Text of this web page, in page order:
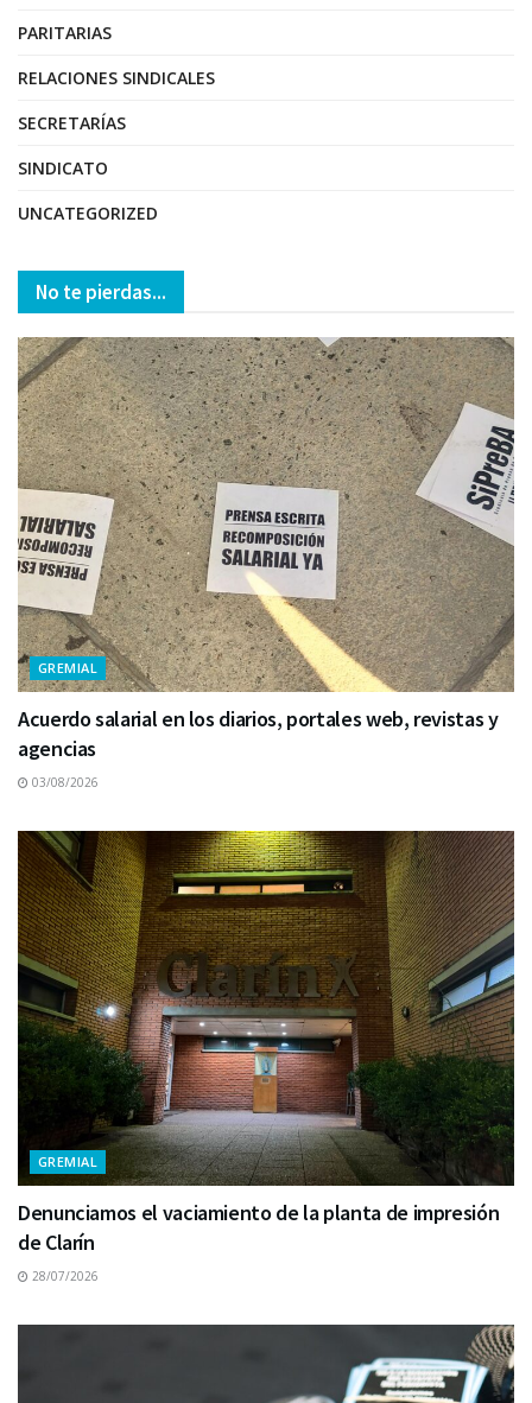
PARITARIAS
RELACIONES SINDICALES
SECRETARÍAS
SINDICATO
UNCATEGORIZED
No te pierdas...
GREMIAL
Acuerdo salarial en los diarios, portales web, revistas y
agencias
03/08/2026
GREMIAL
Denunciamos el vaciamiento de la planta de impresión
de Clarín
28/07/2026